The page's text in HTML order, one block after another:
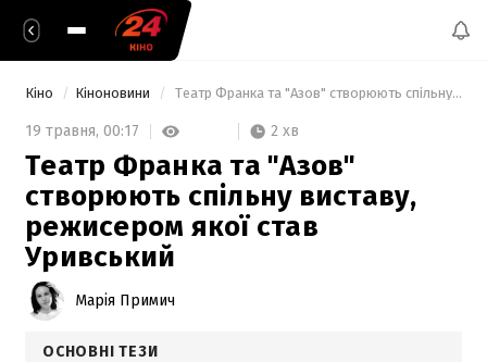
Кіно Кіноновини Театр Франка та "Азов" створюють спільну виставу, режисером якої став Уривський
19 травня, 00:17 2 хв
Театр Франка та "Азов"
створюють спільну виставу,
режисером якої став
Уривський
Марія Примич
ОСНОВНІ ТЕЗИ